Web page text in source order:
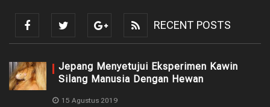
RECENT POSTS
Jepang Menyetujui Eksperimen Kawin
Silang Manusia Dengan Hewan
15 Agustus 2019